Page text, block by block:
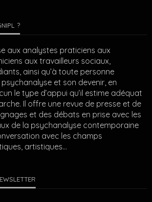
?
aux analystes praticiens aux
aux travailleurs sociaux,
ainsi qu’à toute personne
et son devenir, en
le type d’appui qu’il estime adéquat
Il offre une revue de presse et de
et des débats en prise avec les
de la psychanalyse contemporaine
avec les champs
artistiques…